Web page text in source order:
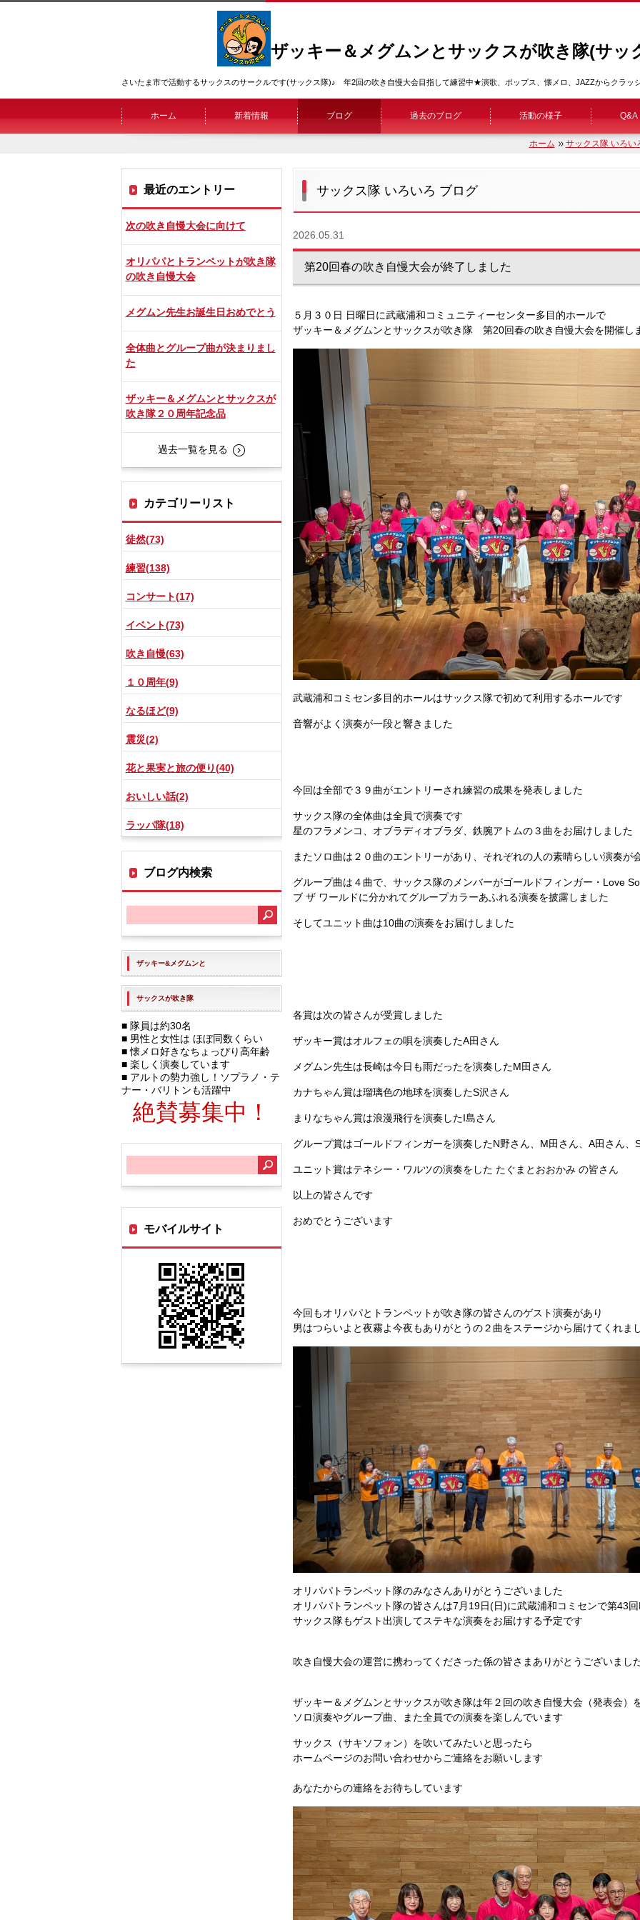
ザッキー＆メグムンとサックスが吹き隊(サッ
さいたま市で活動するサックスのサークルです(サックス隊)♪ 年2回の吹き自慢大会目指して練習中★演歌、ポップス、懐メロ、JAZZからクラ
ホーム 新着情報 ブログ 過去のブログ 活動の様子 Q&A
ホーム サックス隊 いろい
サックス隊 いろいろ ブログ
2026.05.31
第20回春の吹き自慢大会が終了しました
５月３０日 日曜日に武蔵浦和コミュニティーセンター多目的ホールで
ザッキー＆メグムンとサックスが吹き隊 第20回春の吹き自慢大会を開催し
武蔵浦和コミセン多目的ホールはサックス隊で初めて利用するホールです
音響がよく演奏が一段と響きました
今回は全部で３９曲がエントリーされ練習の成果を発表しました
サックス隊の全体曲は全員で演奏です
星のフラメンコ、オブラディオブラダ、鉄腕アトムの３曲をお届けしました
またソロ曲は２０曲のエントリーがあり、それぞれの人の素晴らしい演奏が
グループ曲は４曲で、サックス隊のメンバーがゴールドフィンガー・Love
ブ ザ ワールドに分かれてグループカラーあふれる演奏を披露しました
そしてユニット曲は10曲の演奏をお届けしました
各賞は次の皆さんが受賞しました
ザッキー賞はオルフェの唄を演奏したA田さん
メグムン先生は長崎は今日も雨だったを演奏したM田さん
カナちゃん賞は瑠璃色の地球を演奏したS沢さん
まりなちゃん賞は浪漫飛行を演奏したI島さん
グループ賞はゴールドフィンガーを演奏したN野さん、M田さん、A田さん
ユニット賞はテネシー・ワルツの演奏をした たぐまとおおかみ の皆さん
以上の皆さんです
おめでとうございます
今回もオリパパとトランペットが吹き隊の皆さんのゲスト演奏があり
男はつらいよと夜霧よ今夜もありがとうの２曲をステージから届けてくれま
オリパパトランペット隊のみなさんありがとうございました
オリパパトランペット隊の皆さんは7月19日(日)に武蔵浦和コミセンで第43
サックス隊もゲスト出演してステキな演奏をお届けする予定です
吹き自慢大会の運営に携わってくださった係の皆さまありがとうございまし
ザッキー＆メグムンとサックスが吹き隊は年２回の吹き自慢大会（発表会）
ソロ演奏やグループ曲、また全員での演奏を楽しんでいます
サックス（サキソフォン）を吹いてみたいと思ったら
ホームページのお問い合わせからご連絡をお願いします
あなたからの連絡をお待ちしています
最近のエントリー
次の吹き自慢大会に向けて
オリパパとトランペットが吹き隊
の吹き自慢大会
メグムン先生お誕生日おめでとう
全体曲とグループ曲が決まりまし
た
ザッキー＆メグムンとサックスが
吹き隊２０周年記念品
過去一覧を見る
カテゴリーリスト
徒然(73)
練習(138)
コンサート(17)
イベント(73)
吹き自慢(63)
１０周年(9)
なるほど(9)
震災(2)
花と果実と旅の便り(40)
おいしい話(2)
ラッパ隊(18)
ブログ内検索
ザッキー&メグムンと
サックスが吹き隊
■ 隊員は約30名
■ 男性と女性は ほぼ同数くらい
■ 懐メロ好きなちょっぴり高年齢
■ 楽しく演奏しています
■ アルトの勢力強し！ソプラノ・テ
ナー・バリトンも活躍中
絶賛募集中！
サ
ト
内
モバイルサイト